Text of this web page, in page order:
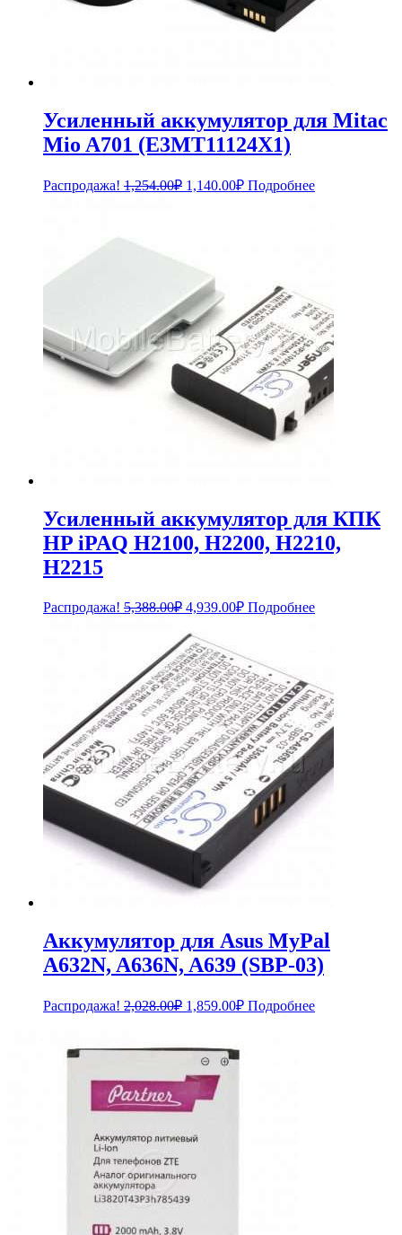
Усиленный аккумулятор для Mitac
Mio A701 (E3MT11124X1)
Распродажа! 1,254.00₽ Первоначальная
1,140.00₽Текущая
цена:
Подробнее
Усиленный аккумулятор для КПК
HP iPAQ H2100, H2200, H2210,
H2215
Распродажа! 5,388.00₽ Первоначальная
составляла
5,388.00₽.
4,939.00₽Текущая
Подробнее
Аккумулятор для Asus MyPal
A632N, A636N, A639 (SBP-03)
Распродажа! 2,028.00₽ Первоначальная
2,028.00₽.
1,859.00₽Текущая
цена:
Подробнее